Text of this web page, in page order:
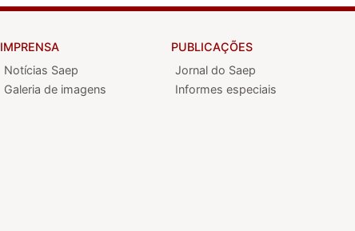
IMPRENSA
Notícias Saep
Galeria de imagens
PUBLICAÇÕES
Jornal do Saep
Informes especiais